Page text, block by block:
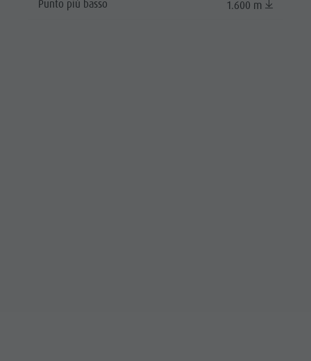
Punto più basso 1.600 m